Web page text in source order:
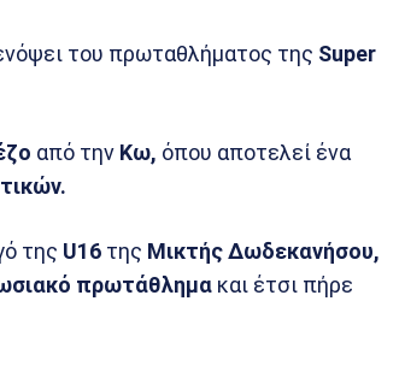
του πρωταθλήματος της Super
από την Κω, όπου αποτελεί ένα
της U16 της Μικτής Δωδεκανήσου,
πρωτάθλημα και έτσι πήρε